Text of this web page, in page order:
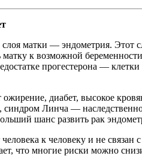
матки — эндометрия. Этот
к возможной
прогестерона —
диабет, высокое
Линча —
шанс развить рак
к человеку и не
что многие риски можно